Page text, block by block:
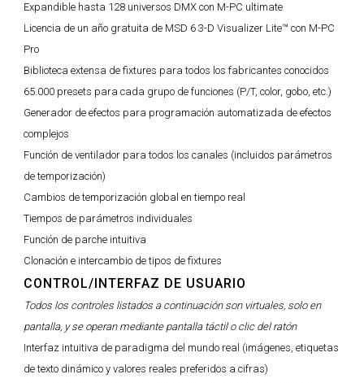
Expandible hasta 128 universos DMX con M-PC ultimate
Licencia de un año gratuita de MSD 6 3-D Visualizer Lite™ con M-PC
Pro
Biblioteca extensa de fixtures para todos los fabricantes conocidos
65.000 presets para cada grupo de funciones (P/T, color, gobo, etc.)
Generador de efectos para programación automatizada de efectos
complejos
Función de ventilador para todos los canales (incluidos parámetros
de temporización)
Cambios de temporización global en tiempo real
Tiempos de parámetros individuales
Función de parche intuitiva
Clonación e intercambio de tipos de fixtures
CONTROL/INTERFAZ DE USUARIO
Todos los controles listados a continuación son virtuales, solo en
pantalla, y se operan mediante pantalla táctil o clic del ratón
Interfaz intuitiva de paradigma del mundo real (imágenes, etiquetas
de texto dinámico y valores reales preferidos a cifras)